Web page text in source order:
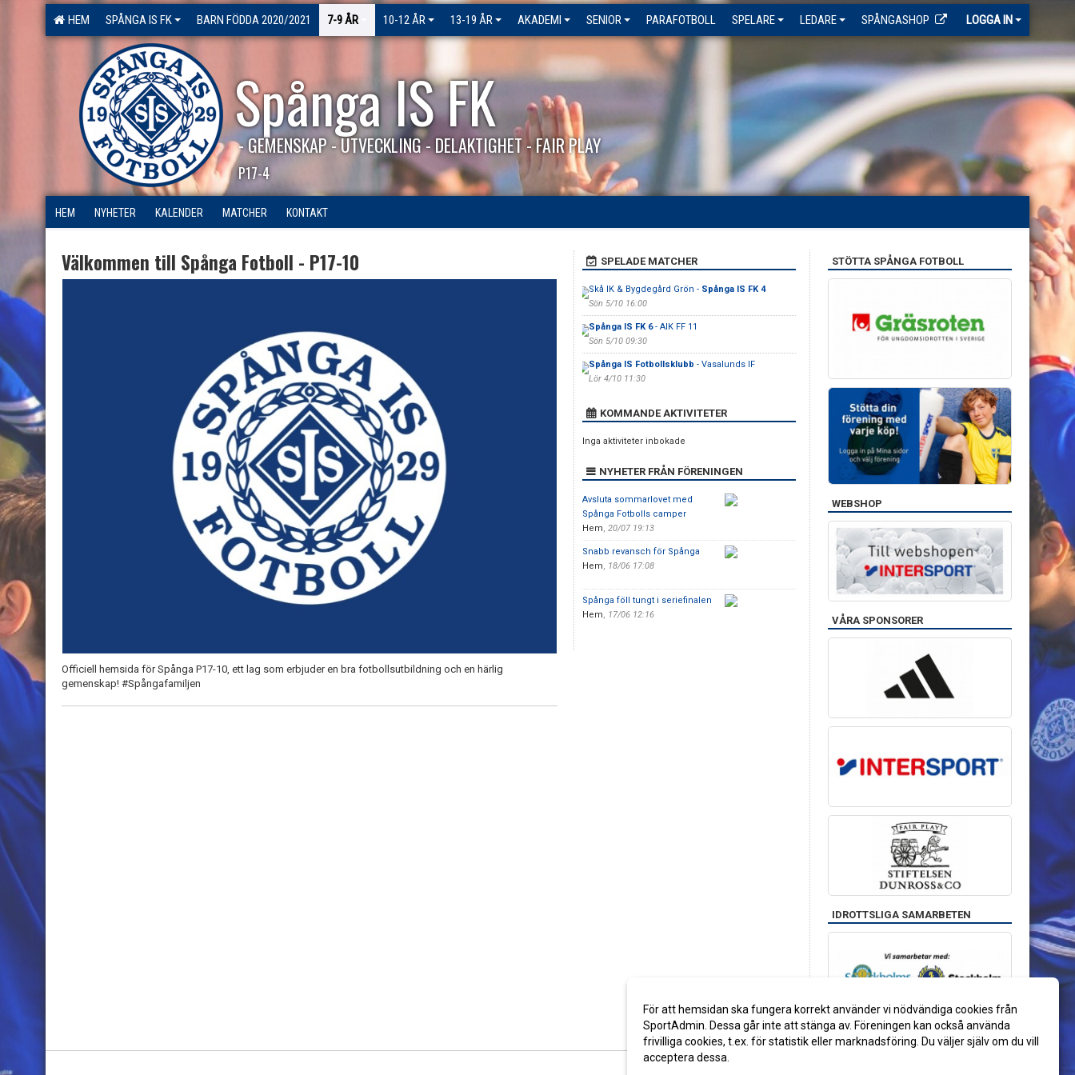
HEM SPÅNGA IS FK BARN FÖDDA 2020/2021 7-9 ÅR 10-12 ÅR 13-19 ÅR AKADEMI SENIOR PARAFOTBOLL SPELARE LEDARE SPÅNGASHOP LOGGA IN
Spånga IS FK
- GEMENSKAP - UTVECKLING - DELAKTIGHET - FAIR PLAY
P17-4
HEM NYHETER KALENDER MATCHER KONTAKT
Välkommen till Spånga Fotboll - P17-10
Officiell hemsida för Spånga P17-10, ett lag som erbjuder en bra fotbollsutbildning och en härlig
gemenskap! #Spångafamiljen
SPELADE MATCHER
Skå IK & Bygdegård Grön - Spånga IS FK 4
Sön 5/10 16:00
Spånga IS FK 6- AIK FF 11
Sön 5/10 09:30
Spånga IS Fotbollsklubb - Vasalunds IF
Lör 4/10 11:30
KOMMANDE AKTIVITETER
Inga aktiviteter inbokade
NYHETER FRÅN FÖRENINGEN
Avsluta sommarlovet med
Spånga Fotbolls camper
Hem, 20/07 19:13
Snabb revansch för Spånga
Hem, 18/06 17:08
Spånga föll tungt i seriefinalen
Hem, 17/06 12:16
STÖTTA SPÅNGA FOTBOLL
WEBSHOP
VÅRA SPONSORER
IDROTTSLIGA SAMARBETEN
För att hemsidan ska fungera korrekt använder vi nödvändiga cookies från
SportAdmin. Dessa går inte att stänga av. Föreningen kan också använda
frivilliga cookies, t.ex. för statistik eller marknadsföring. Du väljer själv om du vill
acceptera dessa.